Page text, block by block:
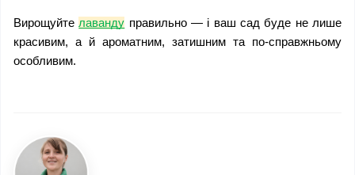
Вирощуйте лаванду правильно — і ваш сад буде не лише
красивим, а й ароматним, затишним та по-справжньому
особливим.